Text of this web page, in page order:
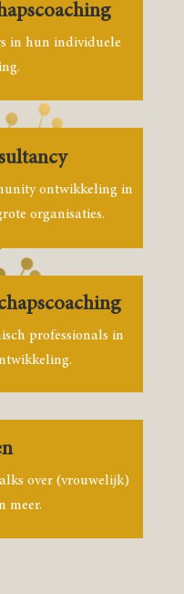
in hun individuele
ontwikkeling in
organisaties.
professionals in
over (vrouwelijk)
meer.